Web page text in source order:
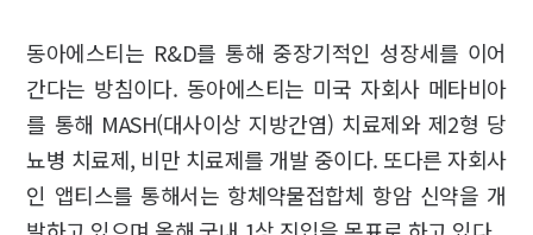
동아에스티는 R&D를 통해 중장기적인 성장세를 이어
간다는 방침이다. 동아에스티는 미국 자회사 메타비아
를 통해 MASH(대사이상 지방간염) 치료제와 제2형 당
뇨병 치료제, 비만 치료제를 개발 중이다. 또다른 자회사
인 앱티스를 통해서는 항체약물접합체 항암 신약을 개